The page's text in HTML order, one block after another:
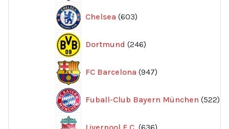
Chelsea 603
produkter
Dortmund 246
produkter
FC Barcelona 947
produkter
Fuball-Club Bayern München 522
Liverpool F.C. 636